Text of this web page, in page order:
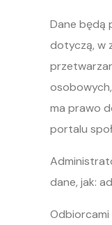
Dane będą
dotyczą, w
ma prawo
portalu
dane, jak: